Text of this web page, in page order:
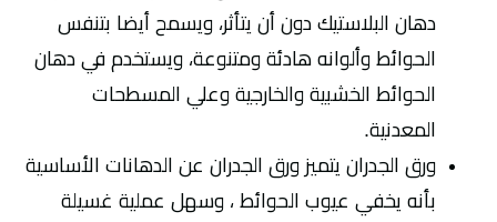
دهان البلاستيك دون أن يتأثر، ويسمح أيضا بتنفس
الحوائط وألوانه هادئة ومتنوعة، ويستخدم في دهان
الحوائط الخشبية والخارجية وعلي المسطحات
المعدنية.
ورق الجدران يتميز ورق الجدران عن الدهانات الأساسية
بأنه يخفي عيوب الحوائط ، وسهل عملية غسيلة